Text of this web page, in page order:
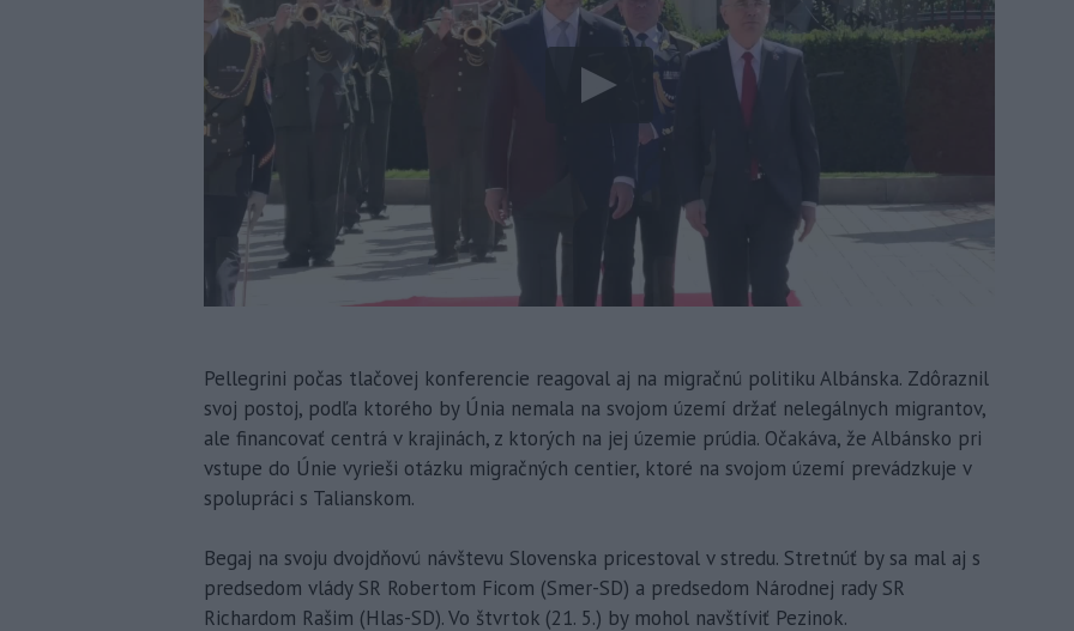
Pellegrini počas tlačovej konferencie reagoval aj na migračnú politiku Albánska. Zdôraznil
svoj postoj, podľa ktorého by Únia nemala na svojom území držať nelegálnych migrantov,
ale financovať centrá v krajinách, z ktorých na jej územie prúdia. Očakáva, že Albánsko pri
vstupe do Únie vyrieši otázku migračných centier, ktoré na svojom území prevádzkuje v
spolupráci s Talianskom.
Begaj na svoju dvojdňovú návštevu Slovenska pricestoval v stredu. Stretnúť by sa mal aj s
predsedom vlády SR Robertom Ficom (Smer-SD) a predsedom Národnej rady SR
Richardom Rašim (Hlas-SD). Vo štvrtok (21. 5.) by mohol navštíviť Pezinok.